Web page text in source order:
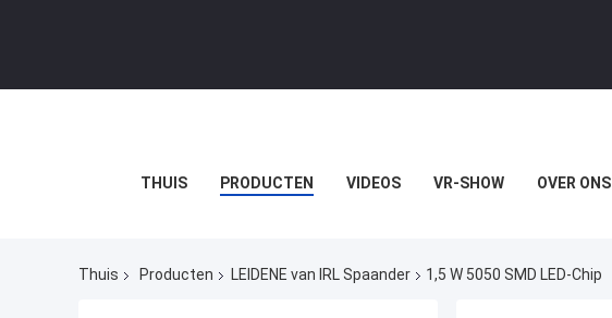
THUIS PRODUCTEN VIDEOS VR-SHOW OVER ONS
Thuis Producten LEIDENE van IRL Spaander 1,5 W 5050 SMD LED-Chip